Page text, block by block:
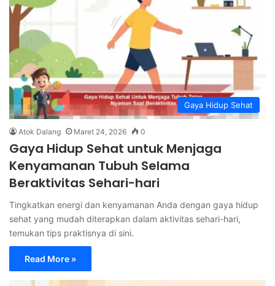
Gaya Hidup Sehat
Atok Dalang Maret 24, 2026 0
Gaya Hidup Sehat untuk Menjaga
Kenyamanan Tubuh Selama
Beraktivitas Sehari-hari
Tingkatkan energi dan kenyamanan Anda dengan gaya hidup
sehat yang mudah diterapkan dalam aktivitas sehari-hari,
temukan tips praktisnya di sini.
Read More »